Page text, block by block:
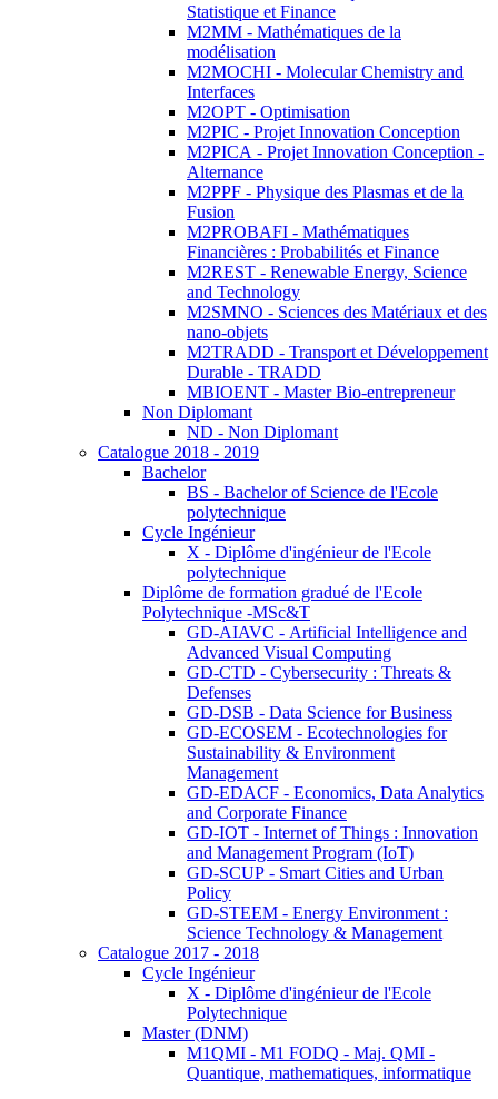
Statistique et Finance
M2MM - Mathématiques de la
modélisation
M2MOCHI - Molecular Chemistry and
Interfaces
M2OPT - Optimisation
M2PIC - Projet Innovation Conception
M2PICA - Projet Innovation Conception -
Alternance
M2PPF - Physique des Plasmas et de la
Fusion
M2PROBAFI - Mathématiques
Financières : Probabilités et Finance
M2REST - Renewable Energy, Science
and Technology
M2SMNO - Sciences des Matériaux et des
nano-objets
M2TRADD - Transport et Développement
Durable - TRADD
MBIOENT - Master Bio-entrepreneur
Non Diplomant
ND - Non Diplomant
Catalogue 2018 - 2019
Bachelor
BS - Bachelor of Science de l'Ecole
polytechnique
Cycle Ingénieur
X - Diplôme d'ingénieur de l'Ecole
polytechnique
Diplôme de formation gradué de l'Ecole
Polytechnique -MSc&T
GD-AIAVC - Artificial Intelligence and
Advanced Visual Computing
GD-CTD - Cybersecurity : Threats &
Defenses
GD-DSB - Data Science for Business
GD-ECOSEM - Ecotechnologies for
Sustainability & Environment
Management
GD-EDACF - Economics, Data Analytics
and Corporate Finance
GD-IOT - Internet of Things : Innovation
and Management Program (IoT)
GD-SCUP - Smart Cities and Urban
Policy
GD-STEEM - Energy Environment :
Science Technology & Management
Catalogue 2017 - 2018
Cycle Ingénieur
X - Diplôme d'ingénieur de l'Ecole
Polytechnique
Master (DNM)
M1QMI - M1 FODQ - Maj. QMI -
Quantique, mathematiques, informatique